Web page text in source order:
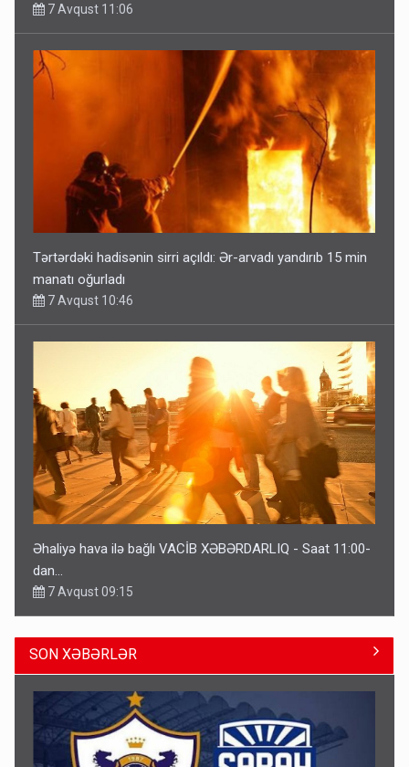
7 Avqust 11:06
Tərtərdəki hadisənin sirri açıldı: Ər-arvadı yandırıb 15 min
manatı oğurladı
7 Avqust 10:46
Əhaliyə hava ilə bağlı VACİB XƏBƏRDARLIQ - Saat 11:00-
dan…
7 Avqust 09:15
SON XƏBƏRLƏR